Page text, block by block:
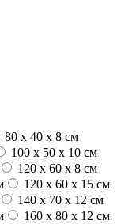
80 x 40 x 8 см
100 x 50 x 10 см
120 x 60 x 8 см
120 x 60 x 15 см
140 x 70 x 12 см
160 x 80 x 12 см